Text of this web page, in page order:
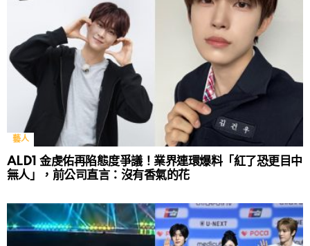
藝人
ALD1 金虔佑再陷態度爭議！業界連環爆料「紅了恐更目中
無人」，前公司直言：沒有香氣的花